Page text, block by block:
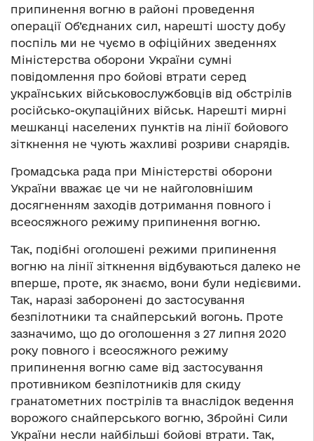
припинення вогню в районі проведення
операції Об’єднаних сил, нарешті шосту добу
поспіль ми не чуємо в офіційних зведеннях
Міністерства оборони України сумні
повідомлення про бойові втрати серед
українських військовослужбовців від обстрілів
російсько-окупаційних військ. Нарешті мирні
мешканці населених пунктів на лінії бойового
зіткнення не чують жахливі розриви снарядів.
Громадська рада при Міністерстві оборони
України вважає це чи не найголовнішим
досягненням заходів дотримання повного і
всеосяжного режиму припинення вогню.
Так, подібні оголошені режими припинення
вогню на лінії зіткнення відбуваються далеко не
вперше, проте, як знаємо, вони були недієвими.
Так, наразі заборонені до застосування
безпілотники та снайперський вогонь. Проте
зазначимо, що до оголошення з 27 липня 2020
року повного і всеосяжного режиму
припинення вогню саме від застосування
противником безпілотників для скиду
гранатометних пострілів та внаслідок ведення
ворожого снайперського вогню, Збройні Сили
України несли найбільші бойові втрати. Так,